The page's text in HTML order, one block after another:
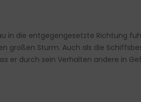
in die entgegengesetzte Richtung
großen Sturm. Auch als die
er durch sein Verhalten andere in